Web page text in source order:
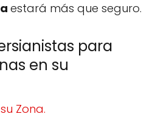
estará más que seguro.
para
en su
Zona.